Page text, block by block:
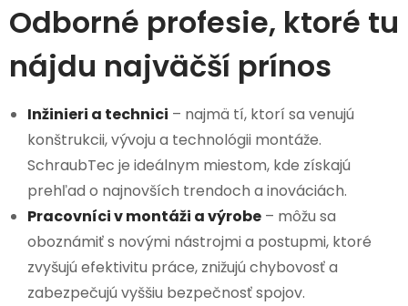
Odborné profesie, ktoré tu
nájdu najväčší prínos
Inžinieri a technici – najmä tí, ktorí sa venujú
konštrukcii, vývoju a technológii montáže.
SchraubTec je ideálnym miestom, kde získajú
prehľad o najnovších trendoch a inováciách.
Pracovníci v montáži a výrobe – môžu sa
oboznámiť s novými nástrojmi a postupmi, ktoré
zvyšujú efektivitu práce, znižujú chybovosť a
zabezpečujú vyššiu bezpečnosť spojov.